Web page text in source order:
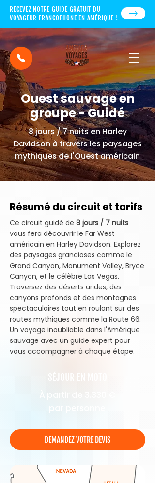
RECEVEZ NOTRE GUIDE GRATUIT DU
VOYAGEUR FRANCOPHONE EN AMÉRIQUE !
Ouest sauvage en
groupe - Guidé
8 jours / 7 nuitsen Harley
Davidson à travers les paysages
mythiques de l'Ouest américain
Résumé du circuit et tarifs
Ce circuit guidé de 8 jours / 7 nuits
vous fera découvrir le Far West
américain en Harley Davidson. Explorez
des paysages grandioses comme le
Grand Canyon, Monument Valley, Bryce
Canyon, et le célèbre Las Vegas.
Traversez des déserts arides, des
canyons profonds et des montagnes
spectaculaires tout en roulant sur des
routes mythiques comme la Route 66.
Un voyage inoubliable dans l'Amérique
sauvage avec un guide expert pour
vous accompagner à chaque étape.
SÉJOUR EN MOTO
DEMANDEZ VOTRE DEVIS